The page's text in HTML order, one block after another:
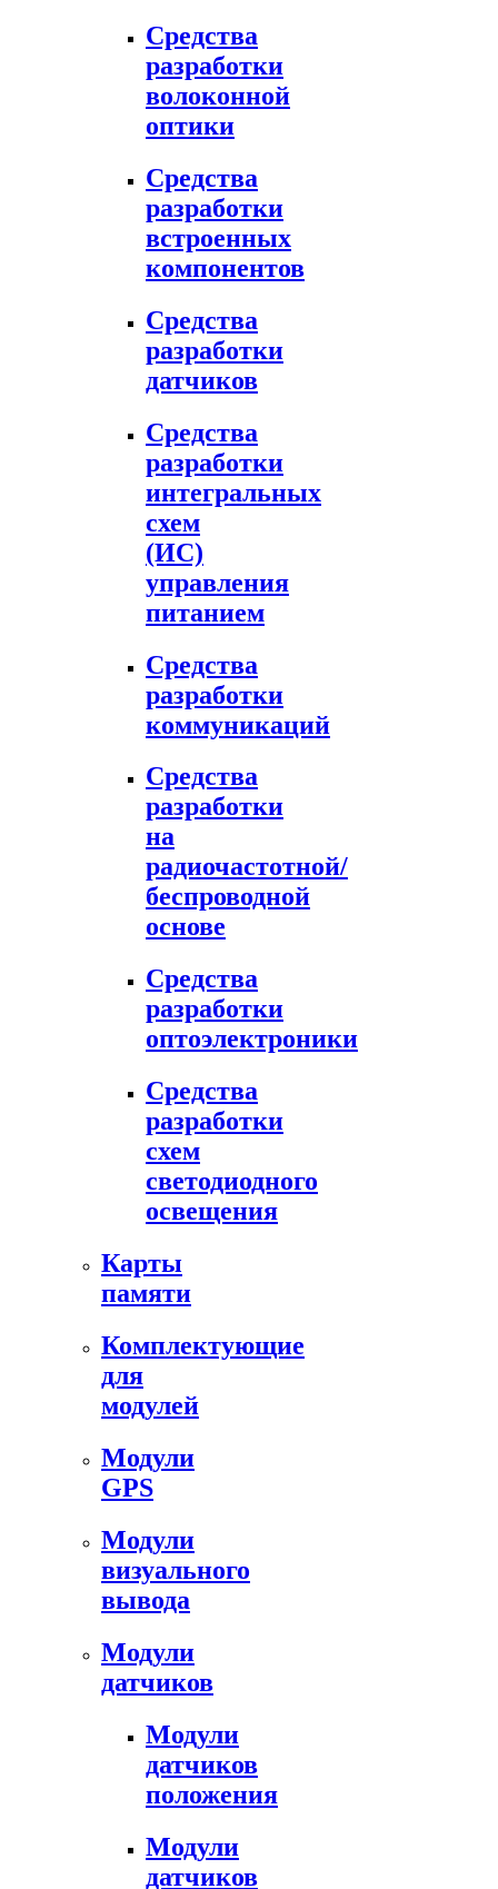
Средства
разработки
волоконной
оптики
Средства
разработки
встроенных
компонентов
Средства
разработки
датчиков
Средства
разработки
интегральных
схем
(ИС)
управления
питанием
Средства
разработки
коммуникаций
Средства
разработки
на
радиочастотной/
беспроводной
основе
Средства
разработки
оптоэлектроники
Средства
разработки
схем
светодиодного
освещения
Карты
памяти
Комплектующие
для
модулей
Модули
GPS
Модули
визуального
вывода
Модули
датчиков
Модули
датчиков
положения
Модули
датчиков